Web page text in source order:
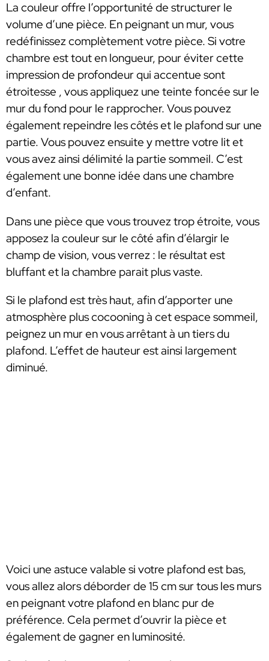
La couleur offre l’opportunité de structurer le
volume d’une pièce. En peignant un mur, vous
redéfinissez complètement votre pièce. Si votre
chambre est tout en longueur, pour éviter cette
impression de profondeur qui accentue sont
étroitesse , vous appliquez une teinte foncée sur le
mur du fond pour le rapprocher. Vous pouvez
également repeindre les côtés et le plafond sur une
partie. Vous pouvez ensuite y mettre votre lit et
vous avez ainsi délimité la partie sommeil. C’est
également une bonne idée dans une chambre
d’enfant.
Dans une pièce que vous trouvez trop étroite, vous
apposez la couleur sur le côté afin d’élargir le
champ de vision, vous verrez : le résultat est
bluffant et la chambre parait plus vaste.
Si le plafond est très haut, afin d’apporter une
atmosphère plus cocooning à cet espace sommeil,
peignez un mur en vous arrêtant à un tiers du
plafond. L’effet de hauteur est ainsi largement
diminué.
Voici une astuce valable si votre plafond est bas,
vous allez alors déborder de 15 cm sur tous les murs
en peignant votre plafond en blanc pur de
préférence. Cela permet d’ouvrir la pièce et
également de gagner en luminosité.